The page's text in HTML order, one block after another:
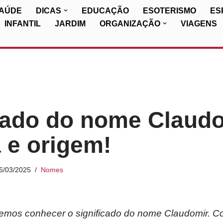
DICAS EDUCAÇÃO ESOTERISMO
INFANTIL
JARDIM ORGANIZAÇÃO VIAGENS
do nome
origem!
03/2025 Nomes
conhecer o significado do nome Claudomir.